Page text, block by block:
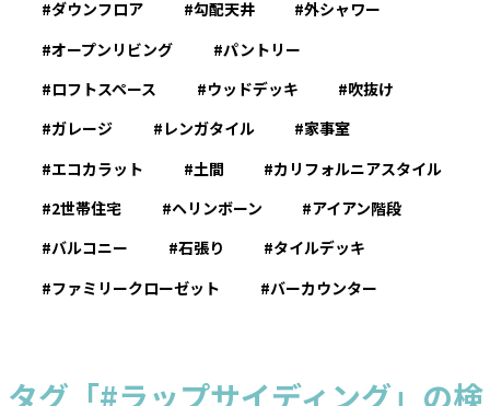
ダウンフロア
勾配天井
外シャワー
オープンリビング
パントリー
ロフトスペース
ウッドデッキ
吹抜け
ガレージ
レンガタイル
家事室
エコカラット
土間
カリフォルニアスタイル
2世帯住宅
ヘリンボーン
アイアン階段
バルコニー
石張り
タイルデッキ
ファミリークローゼット
バーカウンター
タグ「#ラップサイディング」の検